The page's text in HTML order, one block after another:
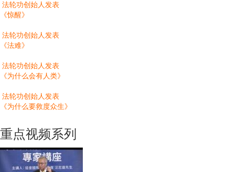
法轮功创始人发表
《惊醒》
法轮功创始人发表
《法难》
法轮功创始人发表
《为什么会有人类》
法轮功创始人发表
《为什么要救度众生》
重点视频系列